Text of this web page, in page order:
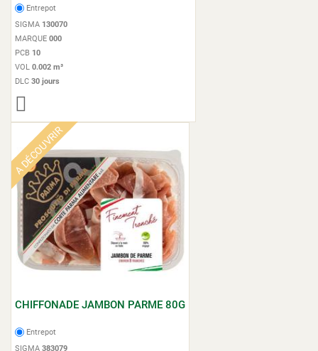
Entrepot
SIGMA 130070
MARQUE 000
PCB 10
VOL 0.002 m³
DLC 30 jours
A DÉCOUVRIR
CHIFFONADE JAMBON PARME 80G
Entrepot
SIGMA 383079